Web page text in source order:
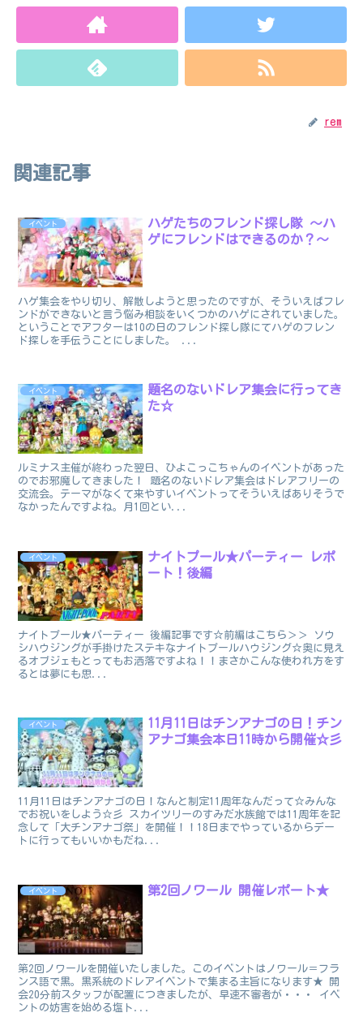
rem
関連記事
イベント
ハゲたちのフレンド探し隊 ～ハ
ゲにフレンドはできるのか？～
ハゲ集会をやり切り、解散しようと思ったのですが、そういえばフレ
ンドができないと言う悩み相談をいくつかのハゲにされていました。
ということでアフターは10の日のフレンド探し隊にてハゲのフレン
ド探しを手伝うことにしました。 ...
イベント
題名のないドレア集会に行ってき
た☆
ルミナス主催が終わった翌日、ひよこっこちゃんのイベントがあった
のでお邪魔してきました！ 題名のないドレア集会はドレアフリーの
交流会。テーマがなくて来やすいイベントってそういえばありそうで
なかったんですよね。月1回とい...
イベント
ナイトプール★パーティー レポ
ート！後編
ナイトプール★パーティー 後編記事です☆前編はこちら＞＞ ソウ
シハウジングが手掛けたステキなナイトプールハウジング☆奥に見え
るオブジェもとってもお洒落ですよね！！まさかこんな使われ方をす
るとは夢にも思...
イベント
11月11日はチンアナゴの日！チン
アナゴ集会本日11時から開催☆彡
11月11日はチンアナゴの日！なんと制定11周年なんだって☆みんな
でお祝いをしよう☆彡 スカイツリーのすみだ水族館では11周年を記
念して「大チンアナゴ祭」を開催！！18日までやっているからデー
トに行ってもいいかもだね...
イベント 第2回ノワール 開催レポート★
第2回ノワールを開催いたしました。このイベントはノワール＝フラ
ンス語で黒。黒系統のドレアイベントで集まる主旨になります★ 開
会20分前スタッフが配置につきましたが、早速不審者が・・・ イベ
ントの妨害を始める塩ト...